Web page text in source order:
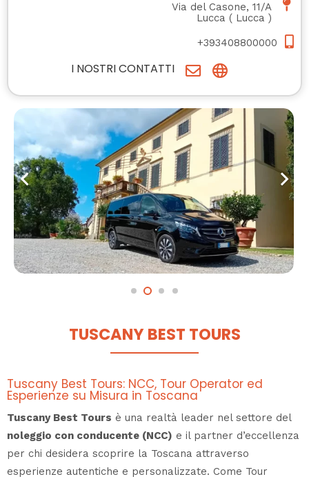
Via del Casone, 11/A
Lucca ( Lucca )
+393408800000
I NOSTRI CONTATTI
TUSCANY BEST TOURS
Tuscany Best Tours: NCC, Tour Operator ed
Esperienze su Misura in Toscana
Tuscany Best Tours è una realtà leader nel settore del
noleggio con conducente (NCC) e il partner d’eccellenza
per chi desidera scoprire la Toscana attraverso
esperienze autentiche e personalizzate. Come Tour